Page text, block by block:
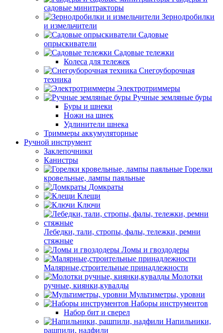
садовые минитракторы
Зернодробилки
и измельчители
Садовые
опрыскиватели
Садовые тележки
Колеса для тележек
Снегоуборочная
техника
Электротриммеры
Ручные земляные буры
Буры и шнеки
Ножи на шнек
Удлинители шнека
Триммеры аккумуляторные
Ручной инструмент
Заклепочники
Канистры
Горелки
кровельные, лампы паяльные
Домкраты
Клещи
Ключи
Лебедки, тали, стропы, фалы, тележки, ремни
стяжные
Ломы и гвоздодеры
Малярные,строительные принадлежности
Молотки
ручные, киянки,кувалды
Мультиметры, уровни
Наборы инструментов
Набор бит и сверел
Напильники,
рашпили, надфили